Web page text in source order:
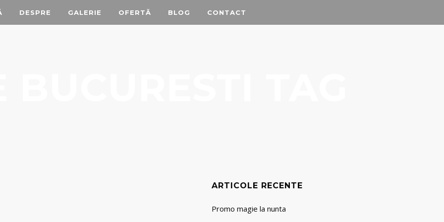
DESPRE GALERIE OFERTĂ BLOG CONTACT
ARTICOLE RECENTE
Promo magie la nunta